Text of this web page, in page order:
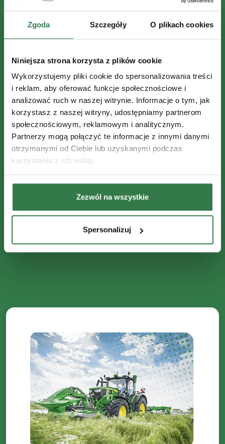
Zgoda Szczegóły O plikach cookies
Niniejsza strona korzysta z plików cookie
Wykorzystujemy pliki cookie do spersonalizowania treści
i reklam, aby oferować funkcje społecznościowe i
analizować ruch w naszej witrynie. Informacje o tym, jak
korzystasz z naszej witryny, udostępniamy partnerom
społecznościowym, reklamowym i analitycznym.
Partnerzy mogą połączyć te informacje z innymi danymi
otrzymanymi od Ciebie lub uzyskanymi podczas
korzystania z ich usług.
Zezwól na wszystkie
Spersonalizuj